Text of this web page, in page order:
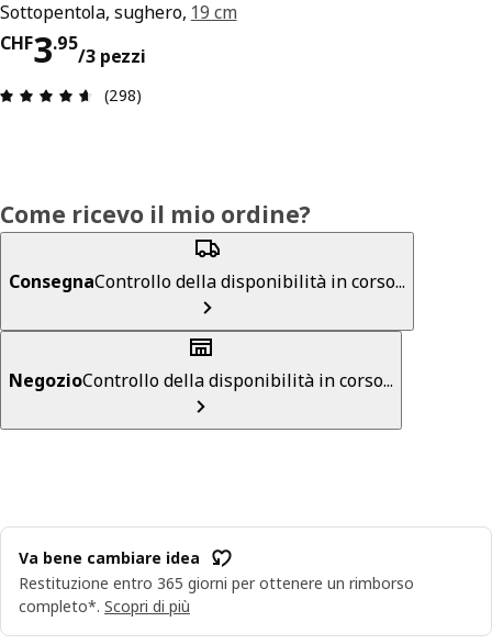
Sottopentola, sughero, 19 cm
CHF3.95
/3 pezzi
Prezzo CHF 3.95/3 pezzi
Recensione: 4.6 di 5 stelle. Recensioni totali: 298
(298)
Come ricevo il mio ordine?
ConsegnaControllo della disponibilità in corso...
NegozioControllo della disponibilità in corso...
Va bene cambiare idea
Restituzione entro 365 giorni per ottenere un rimborso
completo*. Scopri di più